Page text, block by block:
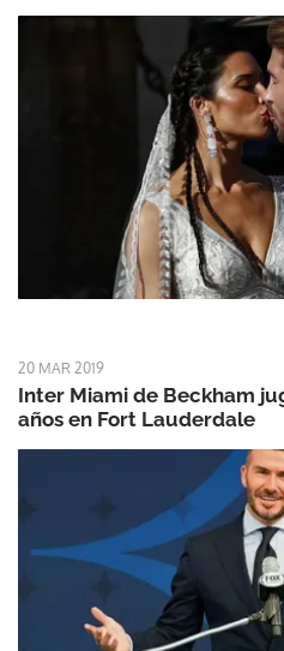
20 MAR 2019
Inter Miami de Beckham
años en Fort Lauderdale